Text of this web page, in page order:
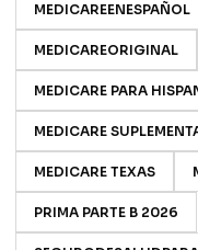
MEDICAREENESPAÑOL
MEDICAREORIGINAL
MEDICARE PARA
MEDICARE
MEDICARE TEXAS
PRIMA PARTE B 2026